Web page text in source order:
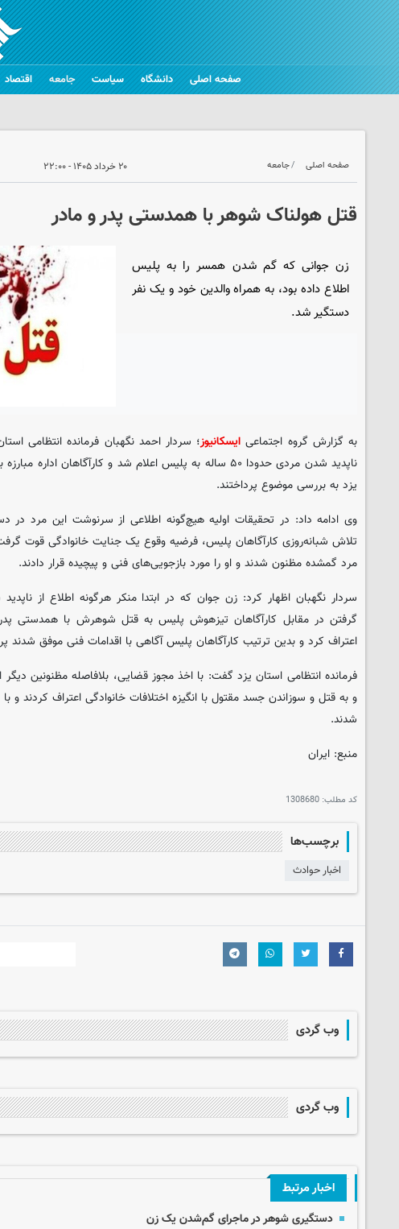
صفحه اصلی دانشگاه سیاست جامعه اقتصاد
صفحه اصلی جامعه ۲۰ خرداد ۱۴۰۵ - ۲۲:۰۰
قتل هولناک شوهر با همدستی پدر و مادر
زن جوانی که گم شدن همسر را به پلیس
اطلاع داده بود، به همراه والدین خود و یک نفر
دستگیر شد.
به گزارش گروه اجتماعی ایسکانیوز؛ سردار احمد نگهبان فرمانده انتظامی
ناپدید شدن مردی حدودا ۵۰ ساله به پلیس اعلام شد و کارآگاهان
یزد به بررسی موضوع پرداختند.
وی ادامه داد: در تحقیقات اولیه هیچ‌گونه اطلاعی از سرنوشت این مرد در
تلاش شبانه‌روزی کارآگاهان پلیس، فرضیه وقوع یک جنایت خانوادگی قوت
مرد گمشده مظنون شدند و او را مورد بازجویی‌های فنی و پیچیده قرار دادند.
سردار نگهبان اظهار کرد: زن جوان که در ابتدا منکر هرگونه اطلاع از
گرفتن در مقابل کارآگاهان تیزهوش پلیس به قتل شوهرش با همدستی
اعتراف کرد و بدین ترتیب کارآگاهان پلیس آگاهی با اقدامات فنی موفق شدند
فرمانده انتظامی استان یزد گفت: با اخذ مجوز قضایی، بلافاصله مظنونین دیگر
و به قتل و سوزاندن جسد مقتول با انگیزه اختلافات خانوادگی اعتراف کردند و
شدند.
منبع: ایران
کد مطلب: 1308680
برچسب‌ها
اخبار حوادث
وب گردی
وب گردی
اخبار مرتبط
دستگیری شوهر در ماجرای گم‌شدن یک زن